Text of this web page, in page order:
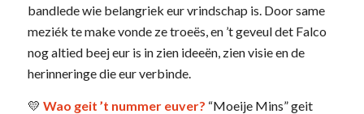
bandlede wie belangriek eur vrindschap is. Door same
meziék te make vonde ze troeës, en ’t geveul det Falco
nog altied beej eur is in zien ideeën, zien visie en de
herinneringe die eur verbinde.
💛 Wao geit ’t nummer euver? “Moeije Mins” geit